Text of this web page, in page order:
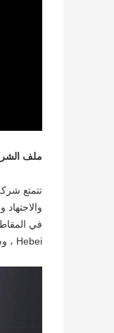
ملف
في
Hebei ، وسط الصين ، مع وسائل النقل المريحة.لقد فزنا لصالح عملاء الصناعة بمنتجات عالية الجودة وإيصال دقيق وخدمة صادقة.